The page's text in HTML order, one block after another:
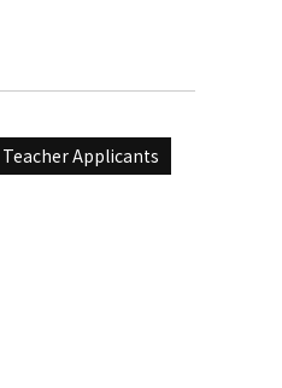
Applicants